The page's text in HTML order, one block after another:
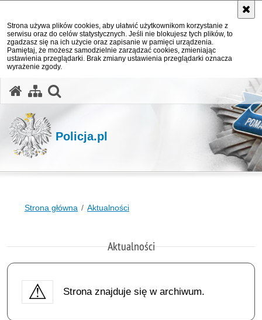
Strona używa plików cookies, aby ułatwić użytkownikom korzystanie z
serwisu oraz do celów statystycznych. Jeśli nie blokujesz tych plików, to
zgadzasz się na ich użycie oraz zapisanie w pamięci urządzenia.
Pamiętaj, że możesz samodzielnie zarządzać cookies, zmieniając
ustawienia przeglądarki. Brak zmiany ustawienia przeglądarki oznacza
wyrażenie zgody.
Policja.pl
Strona główna Aktualności
Aktualności
Strona znajduje się w archiwum.